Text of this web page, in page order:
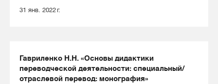
31 янв. 2022 г.
Гавриленко Н.Н. «Основы дидактики
переводческой деятельности: специальный/
отраслевой перевод: монография»